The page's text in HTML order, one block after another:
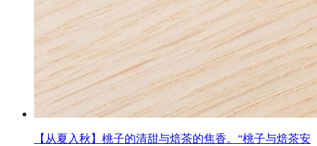
【从夏入秋】桃子的清甜与焙茶的焦香。“桃子与焙茶安